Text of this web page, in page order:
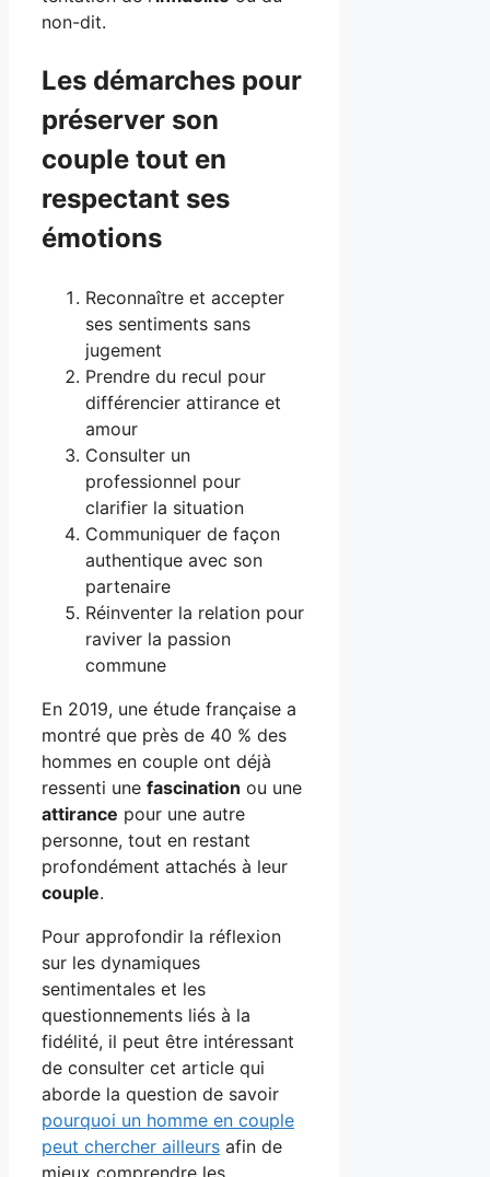
non-dit.
Les démarches pour
préserver son
couple tout en
respectant ses
émotions
Reconnaître et accepter
ses sentiments sans
jugement
Prendre du recul pour
différencier attirance et
amour
Consulter un
professionnel pour
clarifier la situation
Communiquer de façon
authentique avec son
partenaire
Réinventer la relation pour
raviver la passion
commune
En 2019, une étude française a
montré que près de 40 % des
hommes en couple ont déjà
ressenti une fascination ou une
attirance pour une autre
personne, tout en restant
profondément attachés à leur
couple.
Pour approfondir la réflexion
sur les dynamiques
sentimentales et les
questionnements liés à la
fidélité, il peut être intéressant
de consulter cet article qui
aborde la question de savoir
pourquoi un homme en couple
peut chercher ailleurs afin de
mieux comprendre les